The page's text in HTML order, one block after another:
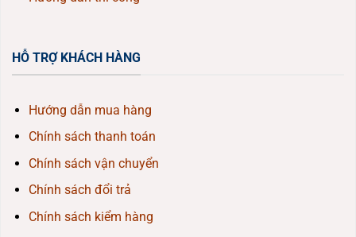
HỖ TRỢ KHÁCH HÀNG
Hướng dẫn mua hàng
Chính sách thanh toán
Chính sách vận chuyển
Chính sách đổi trả
Chính sách kiểm hàng